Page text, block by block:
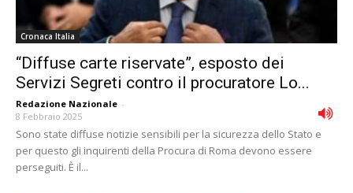
Cronaca Italia
“Diffuse carte riservate”, esposto dei
Servizi Segreti contro il procuratore Lo...
Redazione Nazionale -
8 Febbraio 2025
Sono state diffuse notizie sensibili per la sicurezza dello Stato e
per questo gli inquirenti della Procura di Roma devono essere
perseguiti. È il...